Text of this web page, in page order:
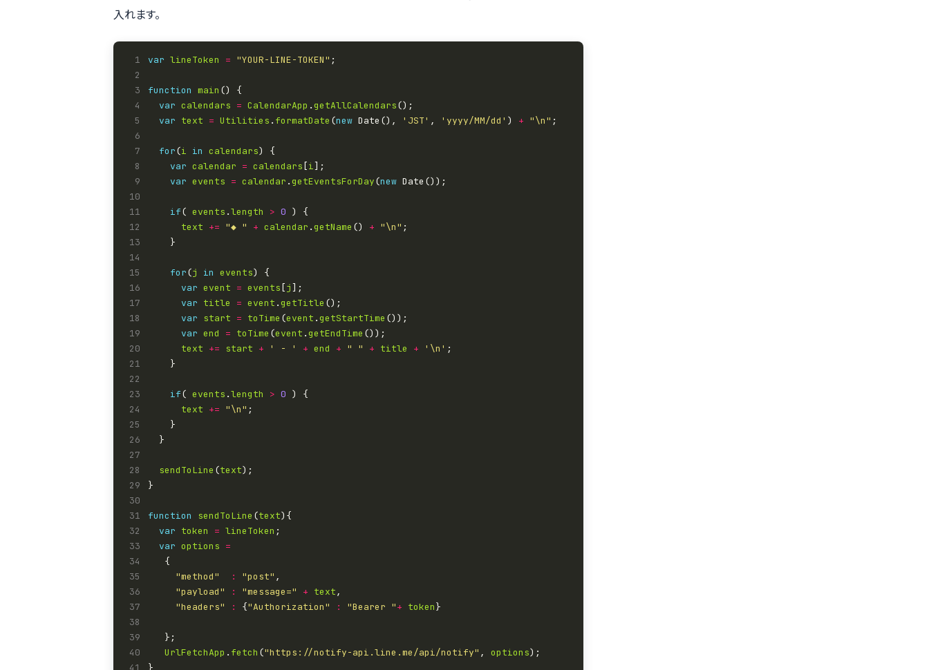
入れます。
1 var lineToken = "YOUR-LINE-TOKEN"
2
3
function main
4
var calendars = CalendarApp .getAllCalendars
5
var text = Utilities . formatDate (new Date(), 'JST' , 'yyyy/MM/dd' ) + "\n"
6
7
for(i in calendars
8
var calendar = calendars [i
9
var events = calendar .getEventsForDay(new
10
11
if( events .length > 0
12
text += "◆ " + calendar .getName () + "\n"
13
14
15
for(j in events
16
var event = events [j
17
var title = event .getTitle
18
var start = toTime (event .getStartTime
19
var end = toTime (event .getEndTime
20
text += start + ' - ' + end + " " + title + '\n'
21
22
23
if( events .length > 0
24
text += "\n"
25
26
27
28
sendToLine (text
29
30
31
function sendToLine (text
32
var token = lineToken
33
var options =
34
35
"method" : "post"
36
"payload" : "message=" + text
37
"headers" : {"Authorization" : "Bearer "+ token
38
39
40
UrlFetchApp . fetch ("https://notify-api.line.me/api/notify" , options
41